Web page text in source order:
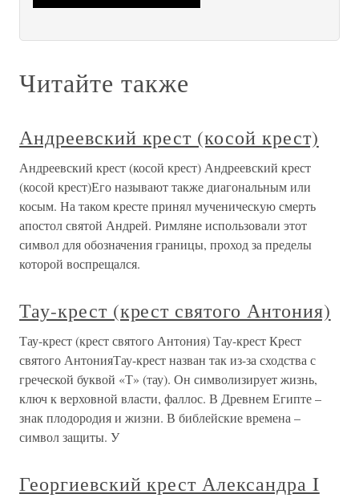
Читайте также
Андреевский крест (косой крест)
Андреевский крест (косой крест) Андреевский крест
(косой крест)Его называют также диагональным или
косым. На таком кресте принял мученическую смерть
апостол святой Андрей. Римляне использовали этот
символ для обозначения границы, проход за пределы
которой воспрещался.
Тау-крест (крест святого Антония)
Тау-крест (крест святого Антония) Тау-крест Крест
святого АнтонияТау-крест назван так из-за сходства с
греческой буквой «Т» (тау). Он символизирует жизнь,
ключ к верховной власти, фаллос. В Древнем Египте –
знак плодородия и жизни. В библейские времена –
символ защиты. У
Георгиевский крест Александра I